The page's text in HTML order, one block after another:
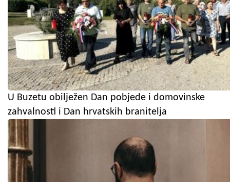
U Buzetu obilježen Dan pobjede i domovinske
zahvalnosti i Dan hrvatskih branitelja